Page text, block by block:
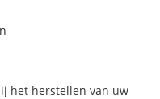
het herstellen van uw